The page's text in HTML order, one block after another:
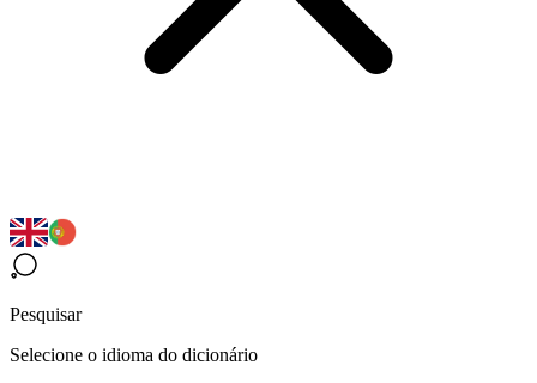
Pesquisar
Selecione o idioma do dicionário